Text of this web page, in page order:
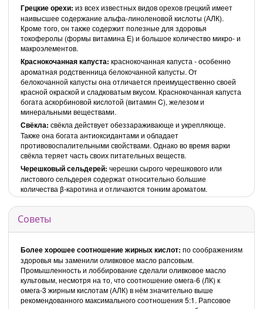
Грецкие орехи: из всех известных видов орехов грецкий имеет
наивысшее содержание альфа-линоленовой кислоты (АЛК).
Кроме того, он также содержит полезные для здоровья
токоферолы (формы витамина Е) и большое количество микро- и
макроэлементов.
Краснокочанная капуста: краснокочанная капуста - особенно
ароматная родственница белокочанной капусты. От
белокочанной капусты она отличается преимущественно своей
красной окраской и сладковатым вкусом. Краснокочанная капуста
богата аскорбиновой кислотой (витамин C), железом и
минеральными веществами.
Свёкла: свёкла действует обеззараживающе и укрепляюще.
Также она богата антиоксидантами и обладает
противовоспалительными свойствами. Однако во время варки
свёкла теряет часть своих питательных веществ.
Черешковый сельдерей: черешки сырого черешкового или
листового сельдерея содержат относительно большие
количества β-каротина и отличаются тонким ароматом.
Советы
Более хорошее соотношение жирных кислот: по соображениям
здоровья мы заменили оливковое масло рапсовым.
Промышленность и лоббирование сделали оливковое масло
культовым, несмотря на то, что соотношение омега-6 (ЛК) к
омега-3 жирным кислотам (АЛК) в нём значительно выше
рекомендованного максимального соотношения 5:1. Рапсовое